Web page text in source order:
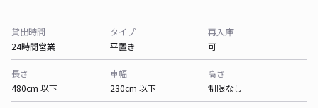
貸出時間
24時間営業
タイプ
平置き
再入庫
可
長さ
480cm 以下
車幅
230cm 以下
高さ
制限なし